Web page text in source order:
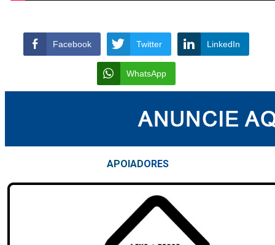
Facebook Twitter LinkedIn
WhatsApp
APOIADORES